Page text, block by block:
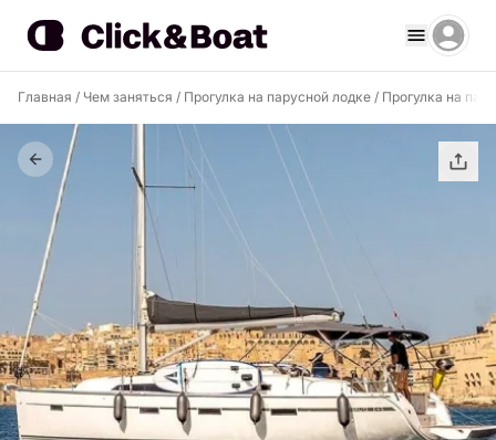
Главная / Чем заняться / Прогулка на парусной лодке / Прогулка на